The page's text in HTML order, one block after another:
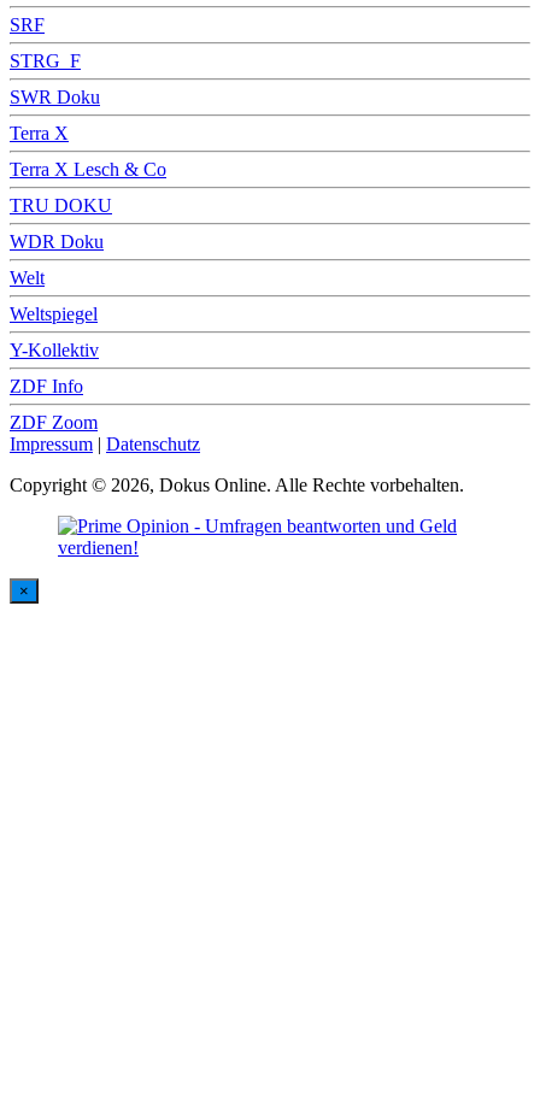
SRF
STRG_F
SWR Doku
Terra X
Terra X Lesch & Co
TRU DOKU
WDR Doku
Welt
Weltspiegel
Y-Kollektiv
ZDF Info
ZDF Zoom
Impressum | Datenschutz
Copyright © 2026, Dokus Online. Alle Rechte vorbehalten.
×